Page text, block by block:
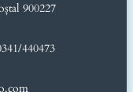
900227
440473